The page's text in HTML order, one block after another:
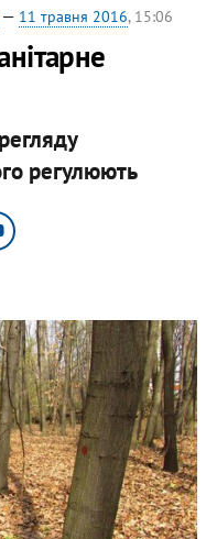
— 11 травня 2016, 15:06
регулюють